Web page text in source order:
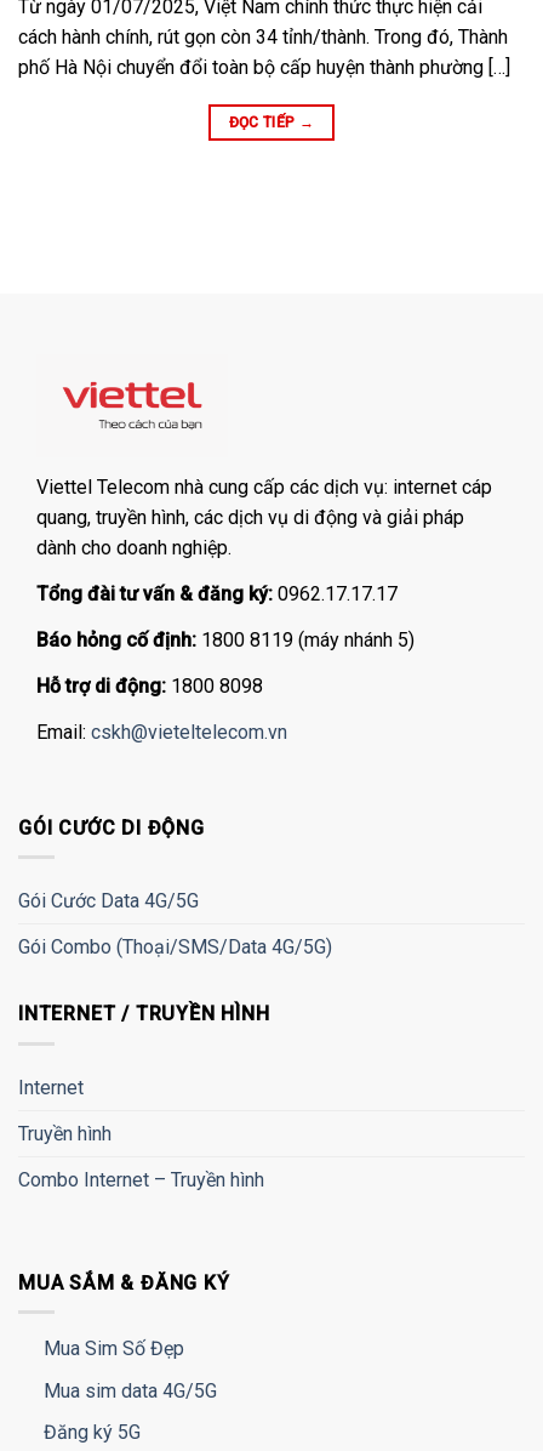
Từ ngày 01/07/2025, Việt Nam chính thức thực hiện cải
cách hành chính, rút gọn còn 34 tỉnh/thành. Trong đó, Thành
phố Hà Nội chuyển đổi toàn bộ cấp huyện thành phường […]
ĐỌC TIẾP →
Viettel Telecom nhà cung cấp các dịch vụ: internet cáp
quang, truyền hình, các dịch vụ di động và giải pháp
dành cho doanh nghiệp.
Tổng đài tư vấn & đăng ký: 0962.17.17.17
Báo hỏng cố định: 1800 8119 (máy nhánh 5)
Hỗ trợ di động: 1800 8098
Email: cskh@vieteltelecom.vn
GÓI CƯỚC DI ĐỘNG
Gói Cước Data 4G/5G
Gói Combo (Thoại/SMS/Data 4G/5G)
INTERNET / TRUYỀN HÌNH
Internet
Truyền hình
Combo Internet – Truyền hình
MUA SẮM & ĐĂNG KÝ
Mua Sim Số Đẹp
Mua sim data 4G/5G
Đăng ký 5G